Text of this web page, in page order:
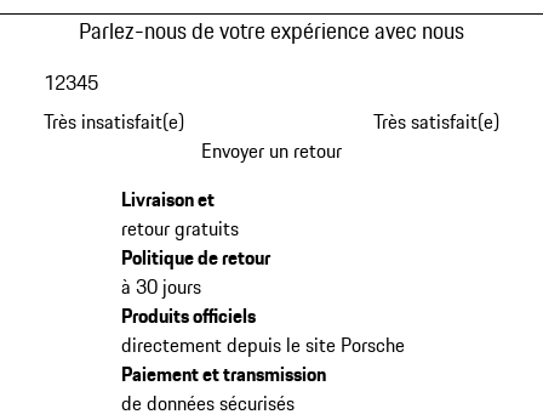
Parlez-nous de votre expérience avec nous
Très insatisfait(e)
12345
Très satisfait(e)
Envoyer un retour
Livraison et
retour gratuits
Politique de retour
à 30 jours
Produits officiels
directement depuis le site Porsche
Paiement et transmission
de données sécurisés